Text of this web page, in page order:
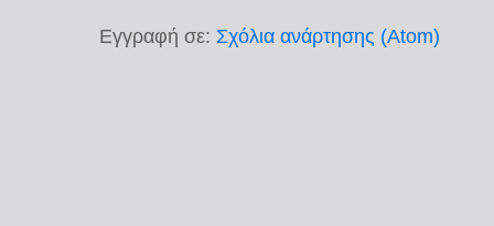
Εγγραφή σε: Σχόλια ανάρτησης (Atom)